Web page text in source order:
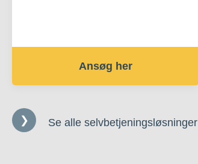
Ansøg her
Se alle selvbetjeningsløsninger